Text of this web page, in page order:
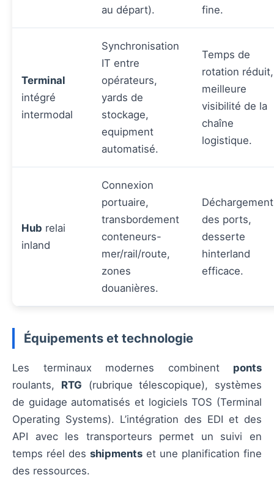
au départ).
fine.
Terminal
intégré
intermodal
Synchronisation
IT entre
opérateurs,
yards de
stockage,
equipment
automatisé.
Temps de
rotation réduit,
meilleure
visibilité de la
chaîne
logistique.
Hub relai
inland
Connexion
portuaire,
transbordement
conteneurs-
mer/rail/route,
zones
douanières.
Déchargement
des ports,
desserte
hinterland
efficace.
Équipements et technologie
Les terminaux modernes combinent ponts
roulants, RTG (rubrique télescopique), systèmes
de guidage automatisés et logiciels TOS (Terminal
Operating Systems). L’intégration des EDI et des
API avec les transporteurs permet un suivi en
temps réel des shipments et une planification fine
des ressources.